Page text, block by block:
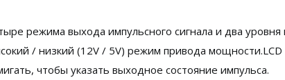
режима выхода импульсного сигнала и два
/ низкий (12V / 5V) режим привода мощности.LCD
чтобы указать выходное состояние импульса.